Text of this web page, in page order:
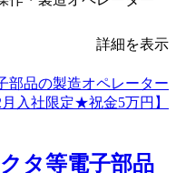
詳細を表示
タ等電子部品